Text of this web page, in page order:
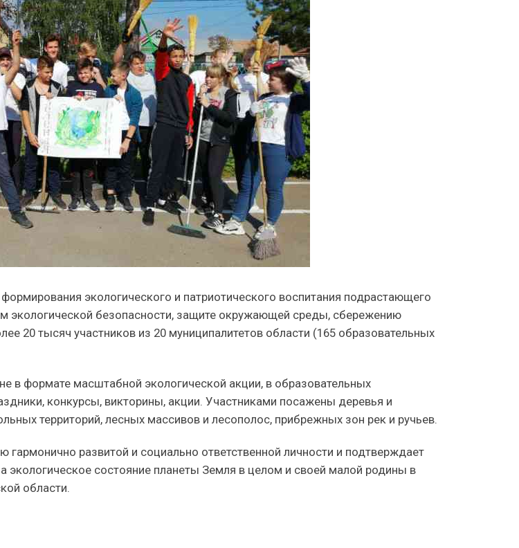
экологического и патриотического воспитания подрастающего
экологической безопасности, защите окружающей среды, сбережению
20 тысяч участников из 20 муниципалитетов области (165 образовательных
в формате масштабной экологической акции, в образовательных
конкурсы, викторины, акции. Участниками посажены деревья и
территорий, лесных массивов и лесополос, прибрежных зон рек и ручьев.
развитой и социально ответственной личности и подтверждает
экологическое состояние планеты Земля в целом и своей малой родины в
области.